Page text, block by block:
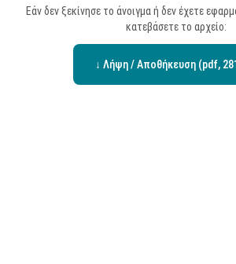
Εάν δεν ξεκίνησε το άνοιγμα ή δεν έχετε
κατεβάσετε το αρχείο:
↓ Λήψη / Αποθήκευση (pdf,